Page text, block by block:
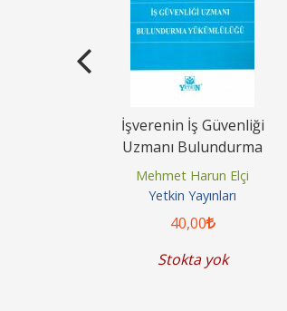
İşverenin İş Güvenliği
Uzmanı Bulundurma
Yükümlülüğü
Mehmet Harun Elçi
Yetkin Yayınları
40,00
Stokta yok